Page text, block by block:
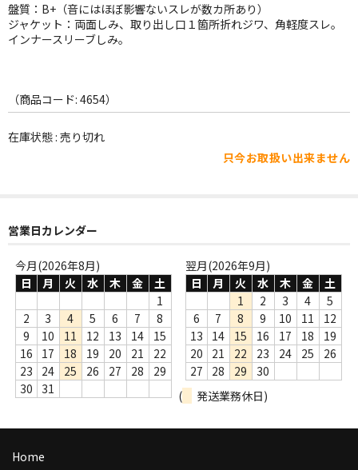
ROCK
FOLK,SSW
その他
Webのみ no.3
Webのみ no.4
売り切れ
Help
商品の発送
盤質：B+（音にはほぼ影響ないスレが数カ所あり）
ジャケット：両面しみ、取り出し口１箇所折れジワ、角軽度スレ。
インナースリーブしみ。
（商品コード: 4654）
在庫状態 : 売り切れ
只今お取扱い出来ません
営業日カレンダー
今月(2026年8月)
日
月 火 水 木 金
土
1
2
3 4 5 6 7
8
9
10 11 12 13 14
15
16
17 18 19 20 21
22
23
24 25 26 27 28
29
30
31
翌月(2026年9月)
日
月 火 水 木 金
土
1
2 3 4
5
6
7 8 9 10 11
12
13
14 15 16 17 18
19
20
21 22 23 24 25
26
27
28 29
30
(
発送業務休日)
Home